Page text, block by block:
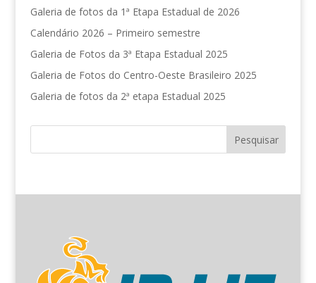
Galeria de fotos da 1ª Etapa Estadual de 2026
Calendário 2026 – Primeiro semestre
Galeria de Fotos da 3ª Etapa Estadual 2025
Galeria de Fotos do Centro-Oeste Brasileiro 2025
Galeria de fotos da 2ª etapa Estadual 2025